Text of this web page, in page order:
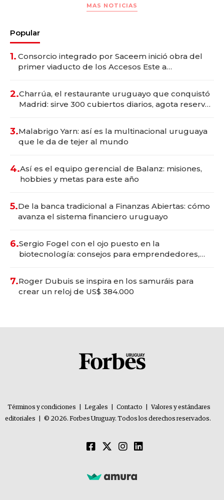
MAS NOTICIAS
Popular
1. Consorcio integrado por Saceem inició obra del
primer viaducto de los Accesos Este a
2.Charrúa, el restaurante uruguayo que conquistó
Madrid: sirve 300 cubiertos diarios, agota reservas
3.Malabrigo Yarn: así es la multinacional uruguaya
que le da de tejer al mundo
4.Así es el equipo gerencial de Balanz: misiones,
hobbies y metas para este año
5.De la banca tradicional a Finanzas Abiertas: cómo
avanza el sistema financiero uruguayo
6.Sergio Fogel con el ojo puesto en la
biotecnología: consejos para emprendedores,
7.Roger Dubuis se inspira en los samuráis para
crear un reloj de US$ 384.000
Términos y condiciones Legales Contacto
Valores y estándares
editoriales
© 2026. Forbes Uruguay. Todos los derechos reservados.